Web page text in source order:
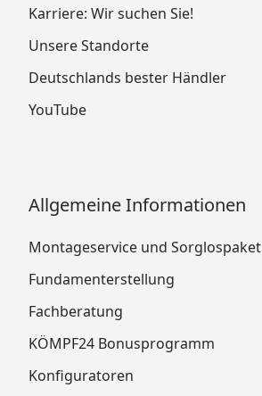
Karriere: Wir suchen Sie!
Unsere Standorte
Deutschlands bester Händler
YouTube
Allgemeine Informationen
Montageservice und Sorglospaket
Fundamenterstellung
Fachberatung
KÖMPF24 Bonusprogramm
Konfiguratoren